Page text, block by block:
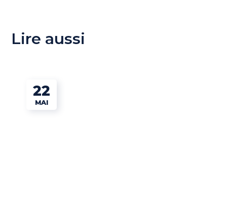
Lire aussi
22
MAI